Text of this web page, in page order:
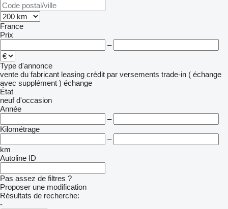
France
Prix
–
Type d'annonce
vente du fabricant leasing crédit par versements trade-in ( échange
avec supplément ) échange
État
neuf d'occasion
Année
–
Kilométrage
–
km
Autoline ID
Pas assez de filtres ?
Proposer une modification
Résultats de recherche:
-